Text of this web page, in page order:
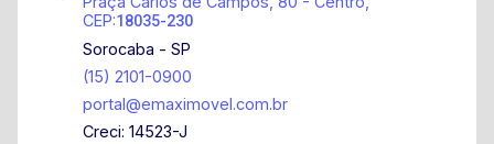
CEP:18035-230
Sorocaba - SP
(15) 2101-0900
portal@emaximovel.com.br
Creci: 14523-J